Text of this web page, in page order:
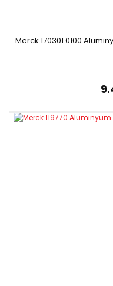
Merck 170301.0100